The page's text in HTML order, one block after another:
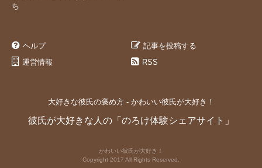
ち
ヘルプ
記事を投稿する
運営情報
RSS
大好きな彼氏の褒め方 - かわいい彼氏が大好き！
彼氏が大好きな人の「のろけ体験シェアサイト」
かわいい彼氏が大好き！
Copyright 2017 All Rights Reserved.